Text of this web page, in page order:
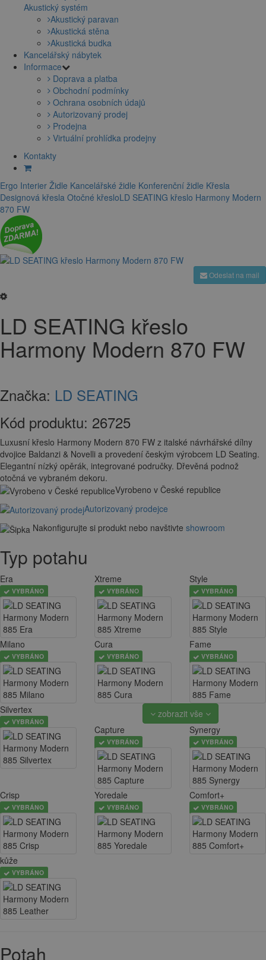
Akustický systém
Akustický paravan
Akustická stěna
Akustická budka
Kancelářský nábytek
Informace
Doprava a platba
Obchodní podmínky
Ochrana osobních údajů
Autorizovaný prodej
Prodejna
Virtuální prohlídka prodejny
Kontakty
Ergo Interier Židle Kancelářské židle Konferenční židle Křesla
Designová křesla Otočné křesloLD SEATING křeslo Harmony Modern
870 FW
Odeslat na mail
LD SEATING křeslo
Harmony Modern 870 FW
Značka: LD SEATING
Kód produktu: 26725
Luxusní křeslo Harmony Modern 870 FW z italské návrhářské dílny
dvojice Baldanzi & Novelli a provedení českým výrobcem LD Seating.
Elegantní nízký opěrák, integrované područky. Dřevěná podnož
otočná ve vybraném dekoru.
Vyrobeno v České republice
Autorizovaný prodejce
Nakonfigurujte si produkt nebo navštivte showroom
Typ potahu
Era
VYBRÁNO
Xtreme
VYBRÁNO
Style
VYBRÁNO
Milano
VYBRÁNO
Cura
VYBRÁNO
Fame
VYBRÁNO
Silvertex
VYBRÁNO
zobrazit vše
Capture
VYBRÁNO
Synergy
VYBRÁNO
Crisp
VYBRÁNO
Yoredale
VYBRÁNO
Comfort+
VYBRÁNO
kůže
VYBRÁNO
Potah